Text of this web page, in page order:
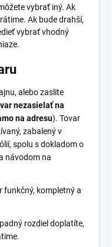
vybrať iný. Ak
Ak bude drahší,
vybrať vhodný
alebo zaslite
nezasielať na
na adresu). Tovar
zabalený v
spolu s dokladom o
návodom na
funkčný, kompletný a
rozdiel doplatíte,